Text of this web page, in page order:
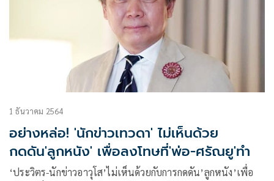
1 ธันวาคม 2564
อย่างหล่อ! 'นักข่าวเทวดา' ไม่เห็นด้วย
กดดัน'ลูกหนัง' เพื่อลงโทษที่'พ่อ-ศรัณยู'ทำ
‘ประวิตร-นักข่าวอาวุโส’ไม่เห็นด้วยกับการกดดัน’ลูกหนัง’เพื่อ